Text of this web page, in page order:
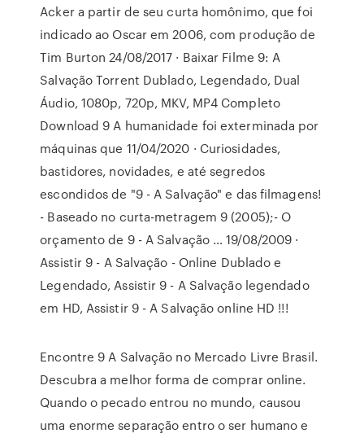
Acker a partir de seu curta homônimo, que foi
indicado ao Oscar em 2006, com produção de
Tim Burton 24/08/2017 · Baixar Filme 9: A
Salvação Torrent Dublado, Legendado, Dual
Áudio, 1080p, 720p, MKV, MP4 Completo
Download 9 A humanidade foi exterminada por
máquinas que 11/04/2020 · Curiosidades,
bastidores, novidades, e até segredos
escondidos de "9 - A Salvação" e das filmagens!
- Baseado no curta-metragem 9 (2005);- O
orçamento de 9 - A Salvação … 19/08/2009 ·
Assistir 9 - A Salvação - Online Dublado e
Legendado, Assistir 9 - A Salvação legendado
em HD, Assistir 9 - A Salvação online HD !!!
Encontre 9 A Salvação no Mercado Livre Brasil.
Descubra a melhor forma de comprar online.
Quando o pecado entrou no mundo, causou
uma enorme separação entro o ser humano e